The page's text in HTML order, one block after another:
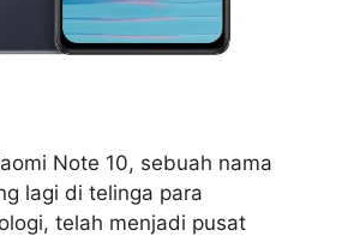
Note 10, sebuah nama
lagi di telinga para
telah menjadi pusat